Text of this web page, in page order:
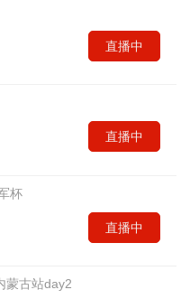
直播中
直播中
杯
直播中
蒙古站day2